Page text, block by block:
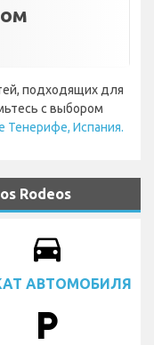
подходящих для
с выбором
Тенерифе, Испания.
Rodeos
drive_eta
АВТОМОБИЛЯ
local_parking